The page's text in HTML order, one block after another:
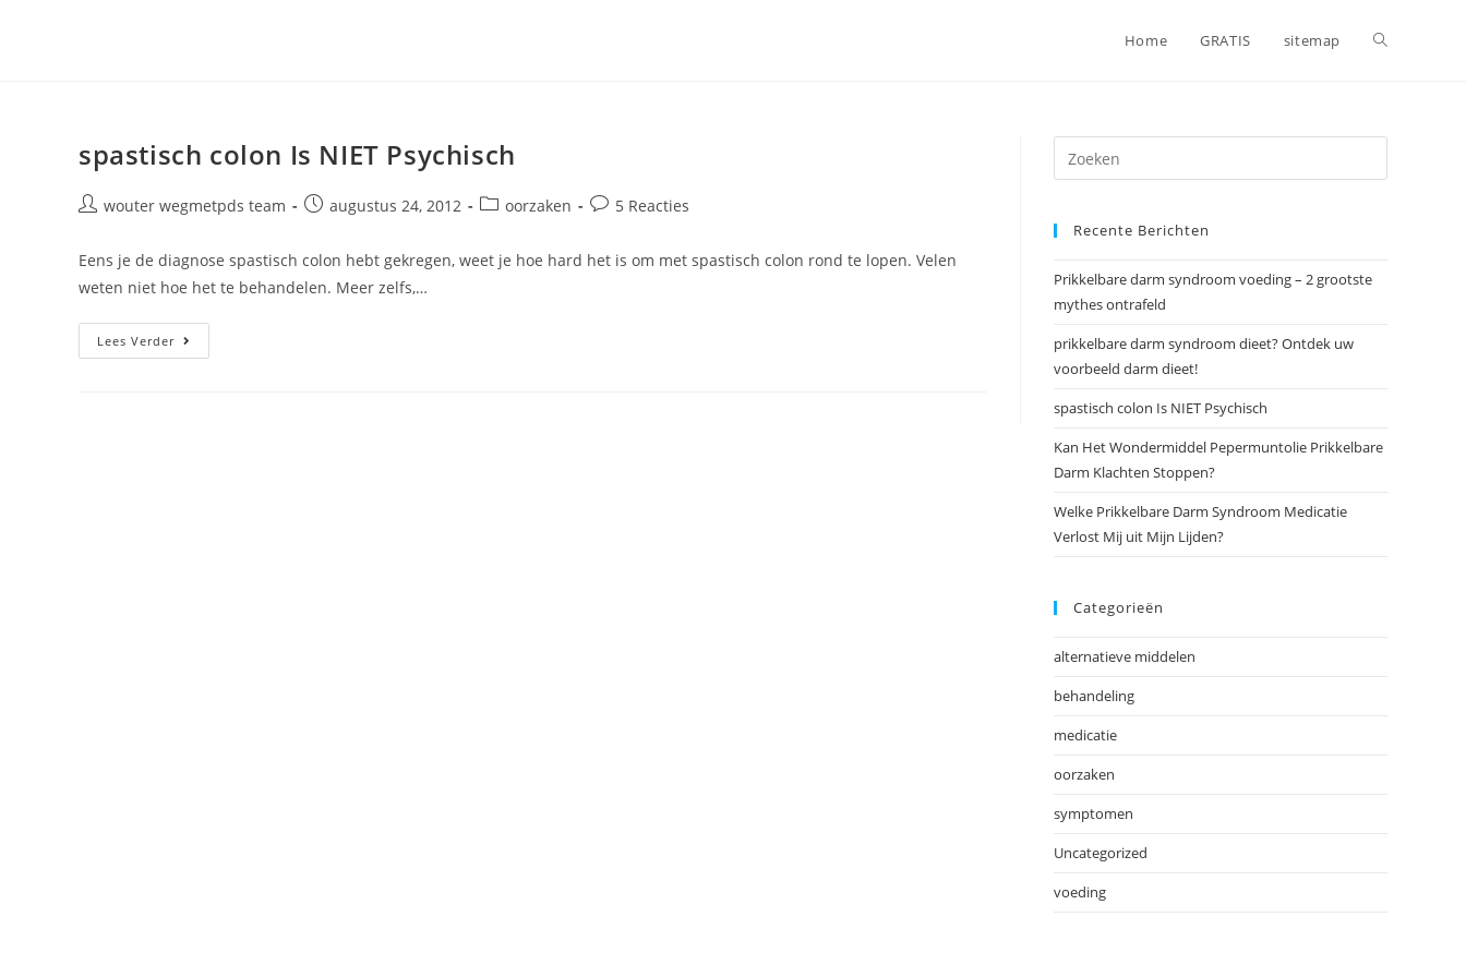
Home GRATIS sitemap Toggle
spastisch colon Is NIET Psychisch
Berichtwouter wegmetpds team
Bericht
op:
augustus 24, 2012 Berichtcategorie:
oorzaken
Bericht5 Reacties
Eens je de diagnose spastisch colon hebt gekregen, weet je hoe hard het is om met spastisch colon rond te lopen. Velen
weten niet hoe het te behandelen. Meer zelfs,…
Lees VerderSpastisch
Colon
Recente Berichten
Prikkelbare darm syndroom voeding – 2 grootste
mythes ontrafeld
prikkelbare darm syndroom dieet? Ontdek uw
voorbeeld darm dieet!
spastisch colon Is NIET Psychisch
Kan Het Wondermiddel Pepermuntolie Prikkelbare
Darm Klachten Stoppen?
Welke Prikkelbare Darm Syndroom Medicatie
Verlost Mij uit Mijn Lijden?
Categorieën
alternatieve middelen
behandeling
medicatie
oorzaken
symptomen
Uncategorized
voeding